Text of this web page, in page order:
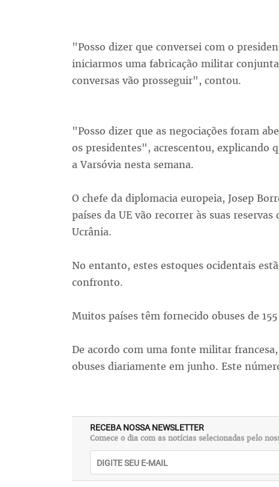
"Posso dizer que conversei com o
iniciarmos uma fabricação militar
conversas vão prosseguir", contou.
"Posso dizer que as negociações foram
os presidentes", acrescentou, explicando
a Varsóvia nesta semana.
O chefe da diplomacia europeia, Josep
países da UE vão recorrer às suas
Ucrânia.
No entanto, estes estoques ocidentais
confronto.
Muitos países têm fornecido obuses de
De acordo com uma fonte militar
obuses diariamente em junho. Este
RECEBA NOSSA NEWSLETTER
Comece o dia com as notícias selecionadas pelo